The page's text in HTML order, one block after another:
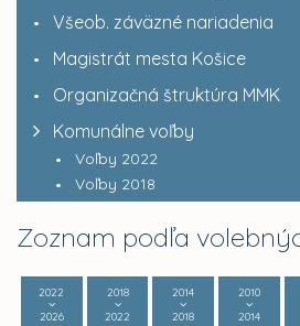
Všeob. záväzné nariadenia
Magistrát mesta Košice
Organizačná štruktúra MMK
Komunálne voľby
Voľby 2022
Voľby 2018
Zoznam podľa
2022
2026
2018
2022
2014
2018
2010
2014